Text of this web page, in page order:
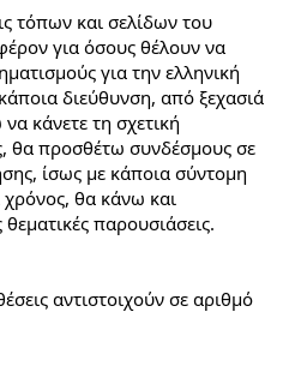
τόπων και σελίδων του
για όσους θέλουν να
για την ελληνική
διεύθυνση, από ξεχασιά
κάνετε τη σχετική
θα προσθέτω συνδέσμους σε
ίσως με κάποια σύντομη
θα κάνω και
παρουσιάσεις.
αντιστοιχούν σε αριθμό